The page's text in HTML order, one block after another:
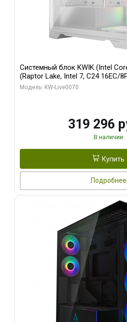
Системный блок KWIK (Intel
(Raptor Lake, Intel 7, C24 16EC/
модуля)/ Gigabyte RTX5080
Модель: KW-Live0070
319 296
В наличии
Купить
Подробнее